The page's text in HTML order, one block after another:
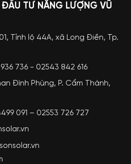
TƯ NĂNG LƯỢNG VŨ
Tỉnh lộ 44A, xã Long Điền, Tp.
736 - 02543 842 616
Đình Phùng, P. Cẩm Thành,
091 – 02553 726 727